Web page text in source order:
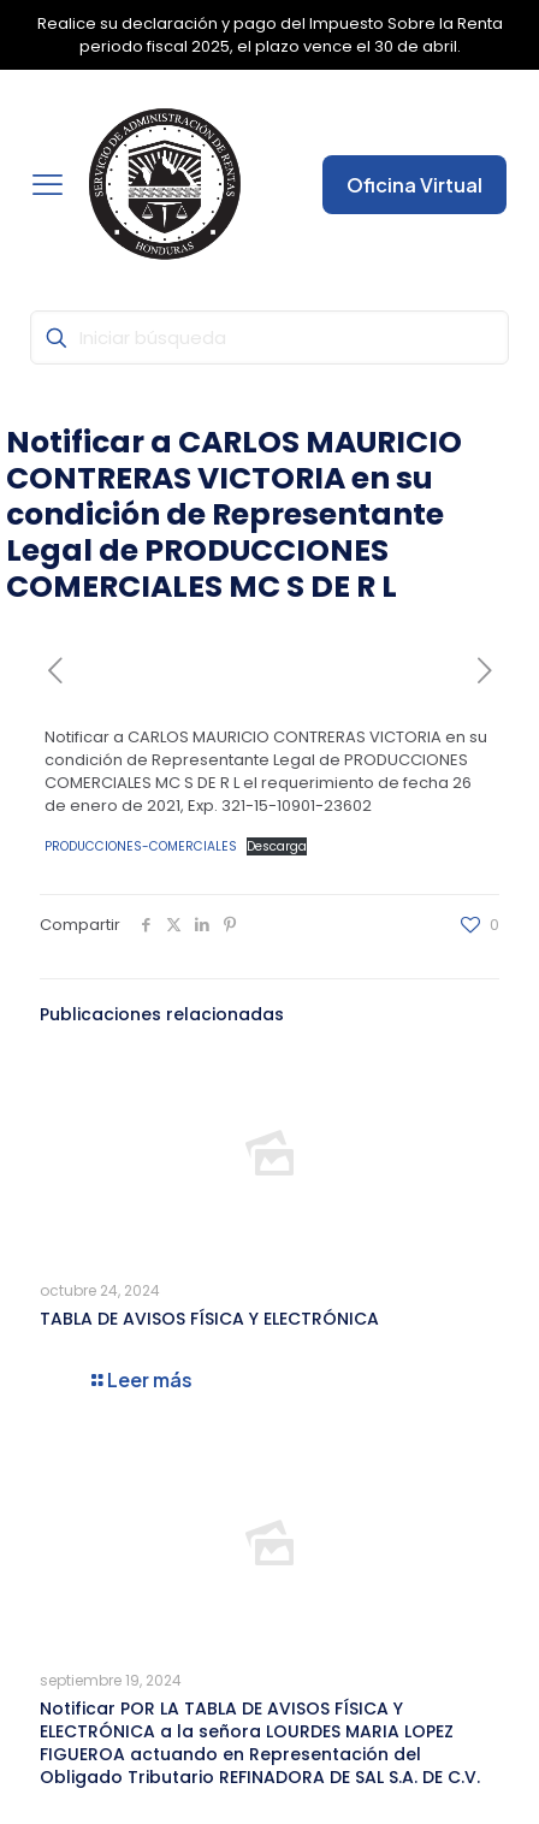
Realice su declaración y pago del Impuesto Sobre la Renta
periodo fiscal 2025, el plazo vence el 30 de abril.
✕
Oficina Virtual
Notificar a CARLOS MAURICIO
CONTRERAS VICTORIA en su
condición de Representante
Legal de PRODUCCIONES
COMERCIALES MC S DE R L
Notificar a CARLOS MAURICIO CONTRERAS VICTORIA en su
condición de Representante Legal de PRODUCCIONES
COMERCIALES MC S DE R L el requerimiento de fecha 26
de enero de 2021, Exp. 321-15-10901-23602
PRODUCCIONES-COMERCIALES Descarga
Compartir 0
Publicaciones relacionadas
octubre 24, 2024
TABLA DE AVISOS FÍSICA Y ELECTRÓNICA
Leer más
septiembre 19, 2024
Notificar POR LA TABLA DE AVISOS FÍSICA Y
ELECTRÓNICA a la señora LOURDES MARIA LOPEZ
FIGUEROA actuando en Representación del
Obligado Tributario REFINADORA DE SAL S.A. DE C.V.